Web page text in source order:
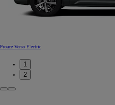
Proace Verso Electric
1
2